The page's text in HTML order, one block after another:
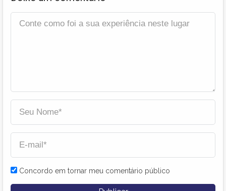
Concordo em tornar meu comentário público